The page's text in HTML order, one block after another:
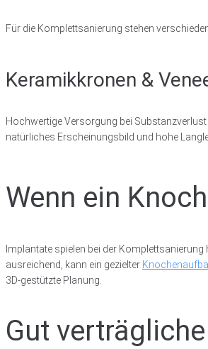
Für die Komplettsanierung stehen
Keramikkronen &
Hochwertige Versorgung bei Substanzverlust
natürliches Erscheinungsbild und hohe
Wenn ein
Implantate spielen bei der
ausreichend, kann ein gezielter
3D-gestützte Planung.
Gut